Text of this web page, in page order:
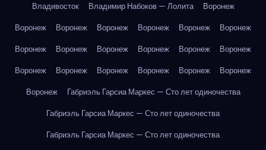
Владивосток
Владимир Набоков — Лолита
Воронеж
Воронеж
Воронеж Воронеж Воронеж Воронеж
Воронеж
Воронеж
Воронеж Воронеж Воронеж Воронеж
Воронеж
Воронеж
Воронеж Воронеж Воронеж Воронеж
Воронеж
Воронеж
Габриэль Гарсиа Маркес — Сто лет одиночества
Габриэль Гарсиа Маркес — Сто лет одиночества
Габриэль Гарсиа Маркес — Сто лет одиночества